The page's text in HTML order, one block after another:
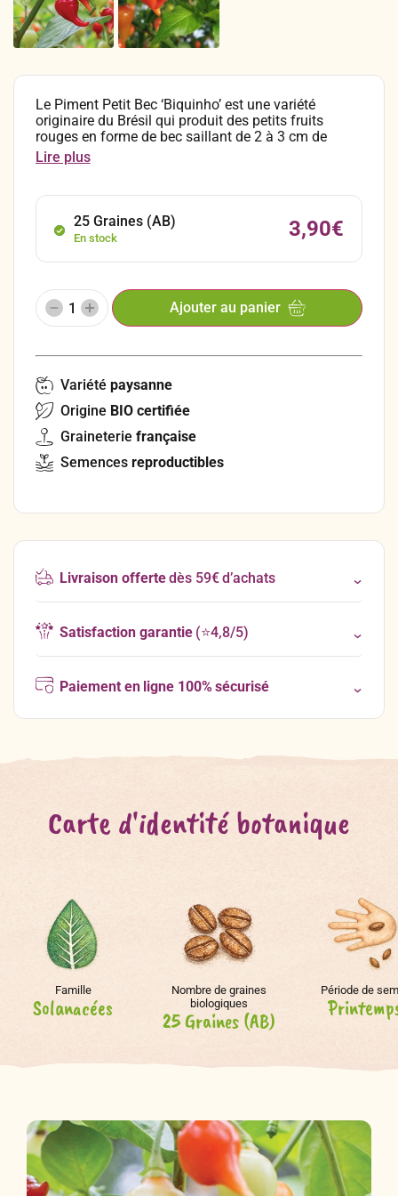
Le Piment Petit Bec ‘Biquinho’ est une variété
originaire du Brésil qui produit des petits fruits
rouges en forme de bec saillant de 2 à 3 cm de
diamètre. Ce piment singulier, très aromatique, fruité
et doux s’utilise en condiment, en marinade, ou cru
Lire plus
25 Graines (AB)
En stock 3,90€
Ajouter au panier
Variété paysanne
Origine BIO certifiée
Graineterie française
Semences reproductibles
Livraison offertedès 59€ d’achats
Satisfaction garantie(⭐4,8/5)
Paiement en ligne 100% sécurisé
Carte d'identité botanique
Famille
Solanacées
Nombre de graines
biologiques
25 Graines (AB)
Période de